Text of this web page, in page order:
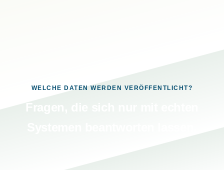
WELCHE DATEN WERDEN VERÖFFENTLICHT?